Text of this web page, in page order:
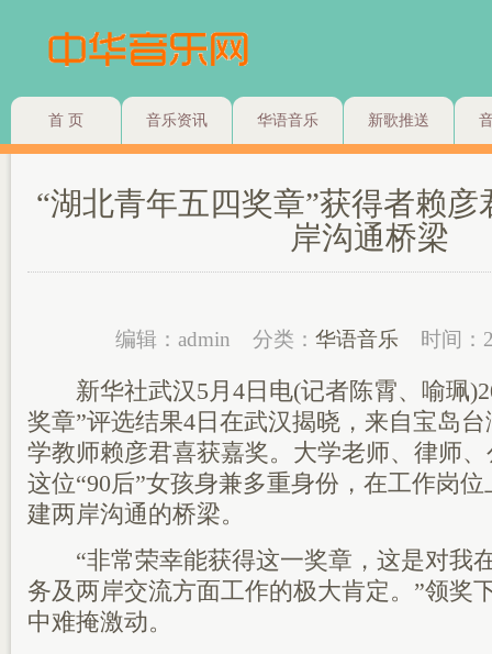
首 页 音乐资讯 华语音乐 新歌推送
“湖北青年五四奖章”获得者赖
岸沟通桥梁
编辑：admin 分类： 华语音乐 时间：
新华社武汉5月4日电(记者陈霄、喻珮
奖章”评选结果4日在武汉揭晓，来自宝岛
学教师赖彦君喜获嘉奖。大学老师、律师
这位“90后”女孩身兼多重身份，在工作岗
建两岸沟通的桥梁。
“非常荣幸能获得这一奖章，这是对我
务及两岸交流方面工作的极大肯定。”领奖
中难掩激动。